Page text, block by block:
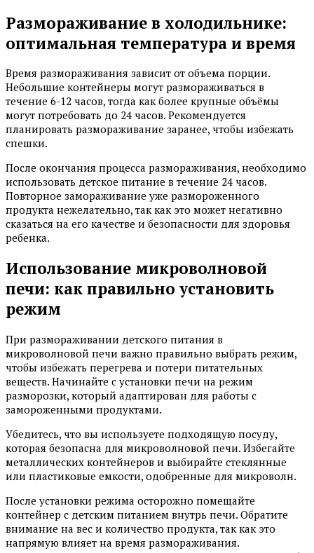
Размораживание в холодильнике:
оптимальная температура и время
Время размораживания зависит от объема порции.
Небольшие контейнеры могут размораживаться в
течение 6-12 часов, тогда как более крупные объёмы
могут потребовать до 24 часов. Рекомендуется
планировать размораживание заранее, чтобы избежать
спешки.
После окончания процесса размораживания, необходимо
использовать детское питание в течение 24 часов.
Повторное замораживание уже размороженного
продукта нежелательно, так как это может негативно
сказаться на его качестве и безопасности для здоровья
ребенка.
Использование микроволновой
печи: как правильно установить
режим
При размораживании детского питания в
микроволновой печи важно правильно выбрать режим,
чтобы избежать перегрева и потери питательных
веществ. Начинайте с установки печи на режим
разморозки, который адаптирован для работы с
замороженными продуктами.
Убедитесь, что вы используете подходящую посуду,
которая безопасна для микроволновой печи. Избегайте
металлических контейнеров и выбирайте стеклянные
или пластиковые емкости, одобренные для микроволн.
После установки режима осторожно помещайте
контейнер с детским питанием внутрь печи. Обратите
внимание на вес и количество продукта, так как это
напрямую влияет на время размораживания.